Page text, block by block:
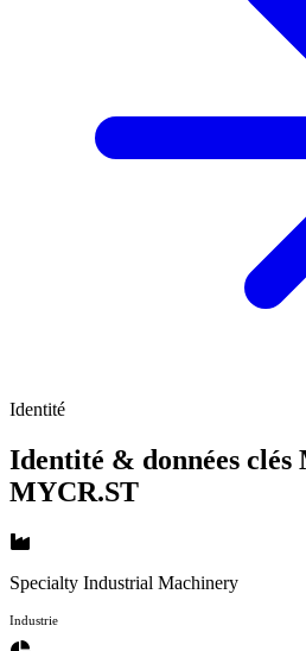
Identité
Identité & données
MYCR.ST
Specialty Industrial Machinery
Industrie